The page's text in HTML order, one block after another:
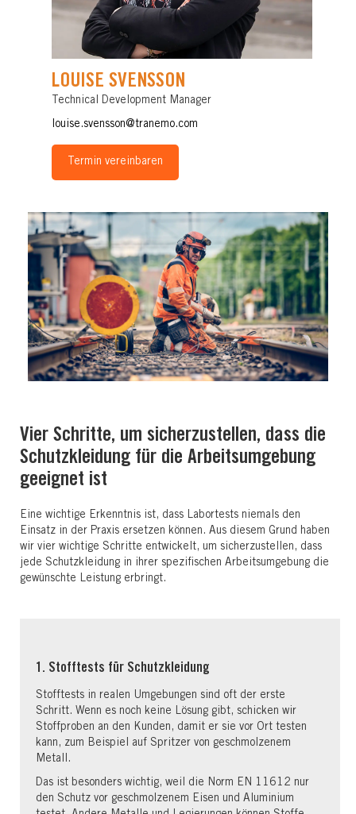
LOUISE SVENSSON
Technical Development Manager
louise.svensson@tranemo.com
Termin vereinbaren
Vier Schritte, um sicherzustellen, dass die
Schutzkleidung für die Arbeitsumgebung
geeignet ist
Eine wichtige Erkenntnis ist, dass Labortests niemals den
Einsatz in der Praxis ersetzen können. Aus diesem Grund haben
wir vier wichtige Schritte entwickelt, um sicherzustellen, dass
jede Schutzkleidung in ihrer spezifischen Arbeitsumgebung die
gewünschte Leistung erbringt.
1. Stofftests für Schutzkleidung
Stofftests in realen Umgebungen sind oft der erste
Schritt. Wenn es noch keine Lösung gibt, schicken wir
Stoffproben an den Kunden, damit er sie vor Ort testen
kann, zum Beispiel auf Spritzer von geschmolzenem
Metall.
Das ist besonders wichtig, weil die Norm EN 11612 nur
den Schutz vor geschmolzenem Eisen und Aluminium